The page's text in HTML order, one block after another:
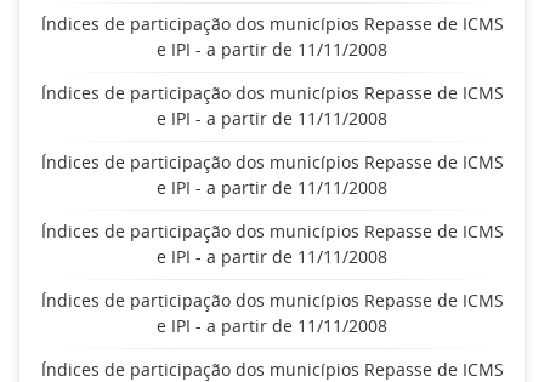
Índices de participação dos municípios Repasse de ICMS
e IPI - a partir de 11/11/2008
Índices de participação dos municípios Repasse de ICMS
e IPI - a partir de 11/11/2008
Índices de participação dos municípios Repasse de ICMS
e IPI - a partir de 11/11/2008
Índices de participação dos municípios Repasse de ICMS
e IPI - a partir de 11/11/2008
Índices de participação dos municípios Repasse de ICMS
e IPI - a partir de 11/11/2008
Índices de participação dos municípios Repasse de ICMS